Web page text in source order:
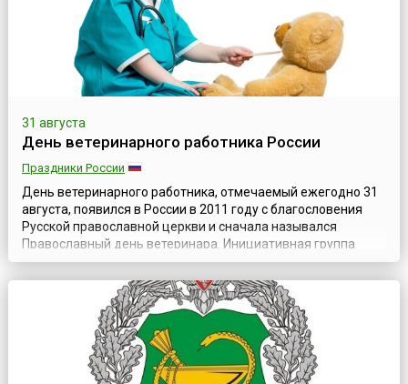
31 августа
День ветеринарного работника России
Праздники России
День ветеринарного работника, отмечаемый ежегодно 31
августа, появился в России в 2011 году с благословения
Русской православной церкви и сначала назывался
Православный день ветеринара. Инициативная группа
Российской сельскохозяйственной академии наук
направила Патриарху Московскому и Всея Руси Кириллу
ходатайство. В нем ученые мужи предложили считать день
памяти святых мучеников Флора и Лавра...